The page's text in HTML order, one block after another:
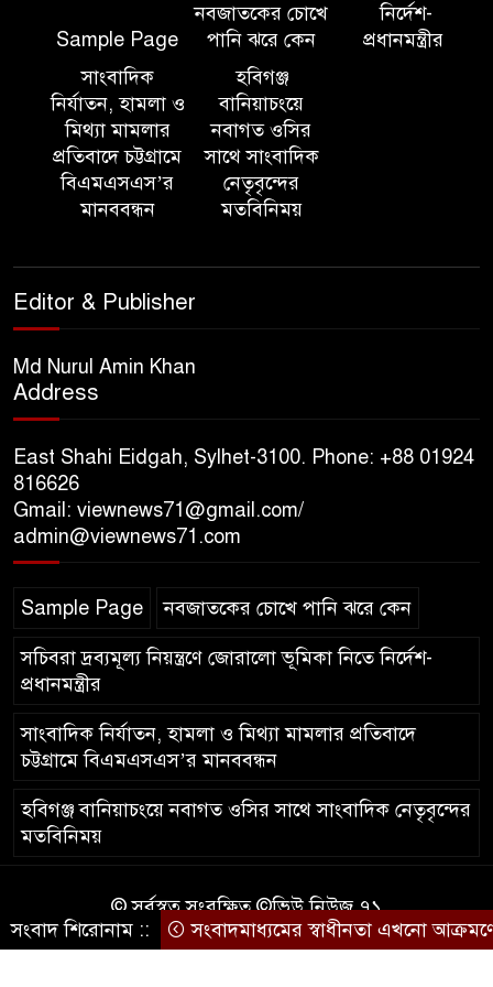
১০ লাখ টাকার চেক ডিজঅনার
মামলায় এক বছরের সাজা
‘সমন্বিত উদ্যোগেই গড়ে উঠবে
আধুনিক সিলেট’ – বাণিজ্যমন্ত্রী
আয়োজন ‘শ্রাবনের মেঘগুলো’
গভীর শ্রদ্ধা নিবেদন
শতাংশই সিলেটি
হাসপাতালে ৩৫১ জন
Sample Page
নবজাতকের চোখে
পানি ঝরে কেন
নির্দেশ-
প্রধানমন্ত্রীর
সাংবাদিক
নির্যাতন, হামলা ও
মিথ্যা মামলার
প্রতিবাদে চট্টগ্রামে
বিএমএসএস’র
মানববন্ধন
হবিগঞ্জ
বানিয়াচংয়ে
নবাগত ওসির
সাথে সাংবাদিক
নেতৃবৃন্দের
মতবিনিময়
Editor & Publisher
Md Nurul Amin Khan
Address
East Shahi Eidgah, Sylhet-3100. Phone: +88 01924
816626
Gmail: viewnews71@gmail.com/
admin@viewnews71.com
Sample Page নবজাতকের চোখে পানি ঝরে কেন
সচিবরা দ্রব্যমূল্য নিয়ন্ত্রণে জোরালো ভূমিকা নিতে নির্দেশ-
প্রধানমন্ত্রীর
সাংবাদিক নির্যাতন, হামলা ও মিথ্যা মামলার প্রতিবাদে
চট্টগ্রামে বিএমএসএস’র মানববন্ধন
হবিগঞ্জ বানিয়াচংয়ে নবাগত ওসির সাথে সাংবাদিক নেতৃবৃন্দের
মতবিনিময়
© সর্বস্বত্ব সংরক্ষিত ©ভিউ নিউজ ৭১
কারিগরি সহযোগিতায়ঃআইটিপল্লী
সংবাদ শিরোনাম :: সংবাদমাধ্যমের স্বাধীনতা এখনো